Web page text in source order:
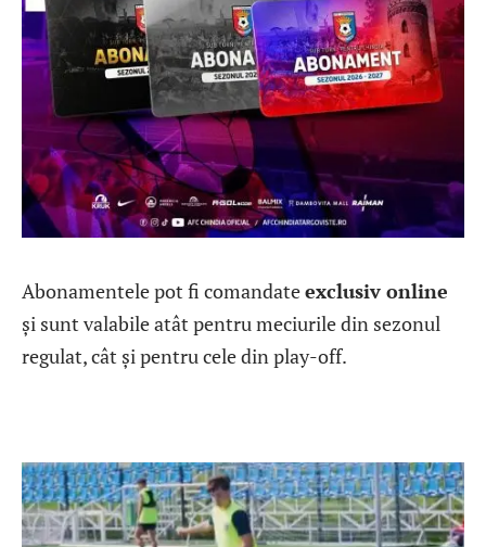
Abonamentele pot fi comandateexclusiv online
și sunt valabile atât pentru meciurile din sezonul
regulat, cât și pentru cele din play-off.